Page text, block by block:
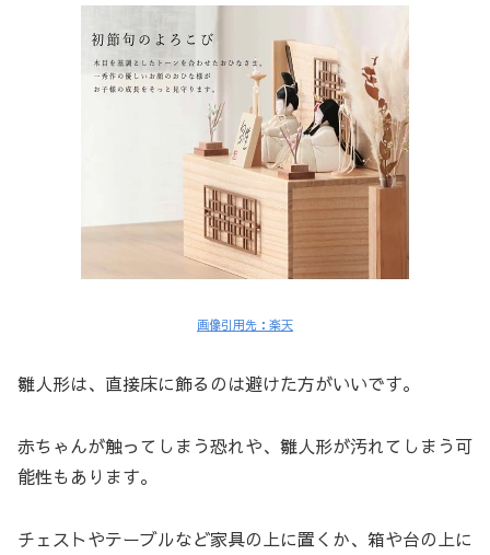
画像引用先：楽天
雛人形は、直接床に飾るのは避けた方がいいです。
赤ちゃんが触ってしまう恐れや、雛人形が汚れてしまう可
能性もあります。
チェストやテーブルなど家具の上に置くか、箱や台の上に